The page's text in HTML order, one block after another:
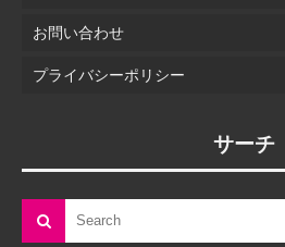
お問い合わせ
プライバシーポリシー
サーチ